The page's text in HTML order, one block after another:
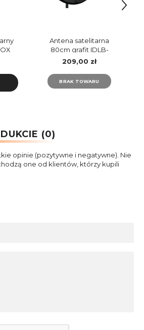
Antena satelitarna
80cm grafit IDLB-
STCF80-KUANO-LPS
209,00 zł
BRAK TOWARU
(0)
opinie (pozytywne i negatywne). Nie
one od klientów, którzy kupili